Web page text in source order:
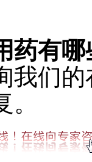
药有哪
我们